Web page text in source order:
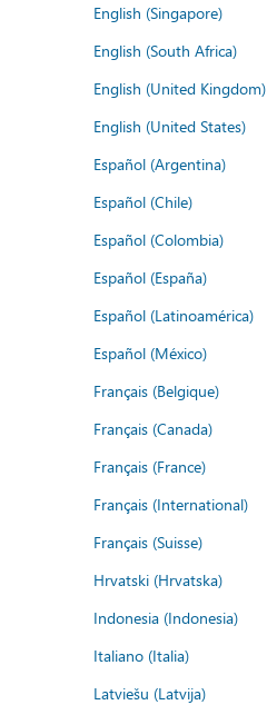
English (Singapore)
English (South Africa)
English (United Kingdom)
English (United States)
Español (Argentina)
Español (Chile)
Español (Colombia)
Español (España)
Español (Latinoamérica)
Español (México)
Français (Belgique)
Français (Canada)
Français (France)
Français (International)
Français (Suisse)
Hrvatski (Hrvatska)
Indonesia (Indonesia)
Italiano (Italia)
Latviešu (Latvija)